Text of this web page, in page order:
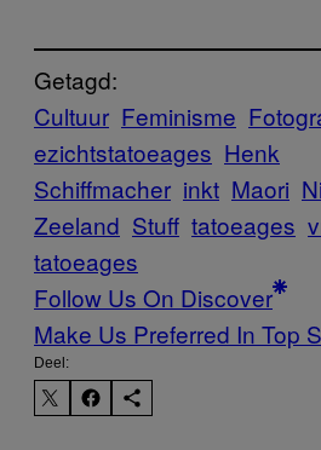
Getagd:
Cultuur Feminisme
ezichtstatoeages Henk
Schiffmacher inkt Maori
Zeeland Stuff tatoeages
tatoeages
Follow Us On Discover
Make Us Preferred In Top
Deel: